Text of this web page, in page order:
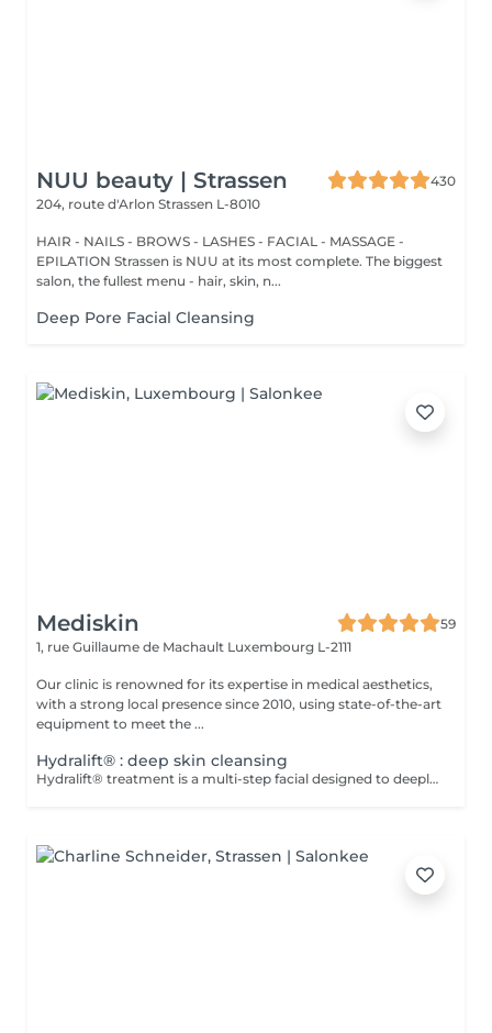
NUU beauty | Strassen
430
204, route d'Arlon Strassen L-8010
HAIR - NAILS - BROWS - LASHES - FACIAL - MASSAGE -
EPILATION Strassen is NUU at its most complete. The biggest
salon, the fullest menu - hair, skin, n...
Deep Pore Facial Cleansing
Mediskin
59
1, rue Guillaume de Machault Luxembourg L-2111
Our clinic is renowned for its expertise in medical aesthetics,
with a strong local presence since 2010, using state-of-the-art
equipment to meet the ...
Hydralift® : deep skin cleansing
Hydralift® treatment is a multi-step facial designed to deeply cleanse, exfoliate, and hydrate. It is a skin rejuvenation method using hydrating and lifting agents to improve the appearance and texture of the skin. Advantages: -Deep hydration and improved skin elasticity. -Reduction of wrinkles and fine lines. -Reduction of skin imperfections. -Dark circles. Adaptability: -Hydralift® treatment is suitable for all skin types and is very popular for its skin benefits. Complementary Care: -To optimize treatment results and minimize social downtime, a phototherapy session is included. This helps reduce inflammation, stimulate collagen production, and improve skin healing. Contraindications: -Not recommended for pregnant or breastfeeding women. During the first session, we will establish your goals together and determine the type of peeling most suitable for your skin. For any questions, feel free to contact us or book a free consultation appointment.